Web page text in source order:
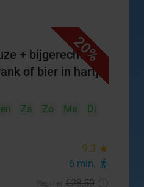
20%
+ bijgerecht of
of bier in hartje
Za Zo Ma
Di
9.3 star
6 min. directions_walk
€28,50